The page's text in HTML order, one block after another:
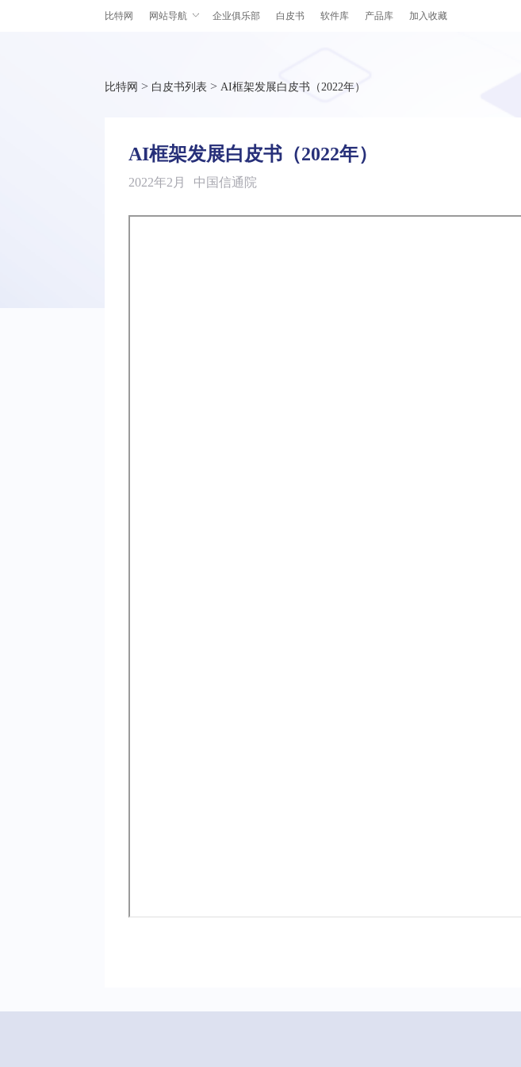
比特网 网站导航 企业俱乐部 白皮书 软件库 产品库 加入收藏
比特网 > 白皮书列表 > AI框架发展白皮书（2022年）
AI框架发展白皮书（2022年）
2022年2月 中国信通院